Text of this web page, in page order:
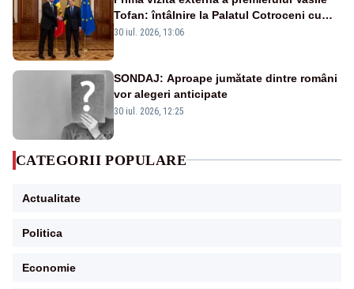
Tofan: întâlnire la Palatul Cotroceni cu
președintele Nicușor Dan
30 iul. 2026, 13:06
SONDAJ: Aproape jumătate dintre români
vor alegeri anticipate
30 iul. 2026, 12:25
CATEGORII POPULARE
Actualitate
Politica
Economie